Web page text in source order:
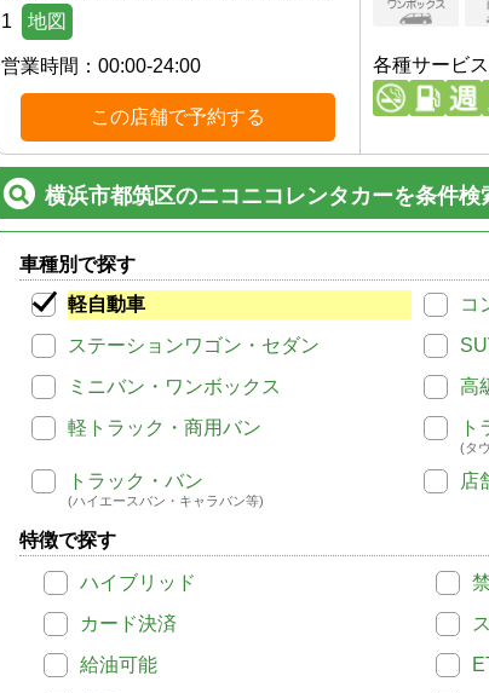
1
地図
営業時間： 00:00-24:00
この店舗で予約する
各種サービス
横浜市都筑区のニコニコレンタカーを条件検
車種別で探す
軽自動車
コ
ステーションワゴン・セダン
ミニバン・ワンボックス
高
軽トラック・商用バン
ト
(タ
トラック・バン
(ハイエースバン・キャラバン等)
店
特徴で探す
ハイブリッド
カード決済
給油可能